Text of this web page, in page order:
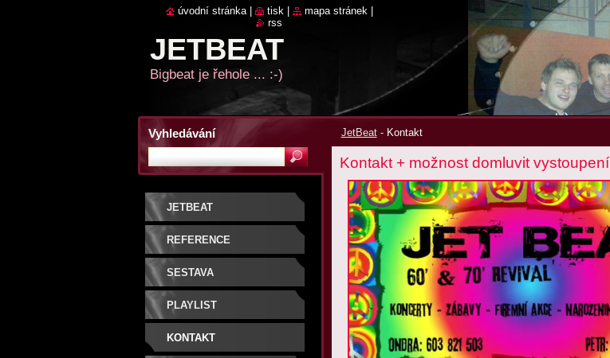
JETBEAT
Bigbeat je řehole ... :-)
JetBeat - Kontakt
Kontakt + možnost domluvit vystoupení
JETBEAT
REFERENCE
SESTAVA
PLAYLIST
KONTAKT
Vyhledávání
úvodní stránka tisk mapa stránek
rss